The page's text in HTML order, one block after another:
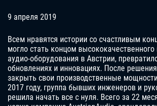
9 апреля 2019
Всем нравятся истории со счастливым
могло стать концом высококачественного
аудио-оборудования в Австрии,
обновлениях и инновациях. После
закрыть свои производственные
2017 году, группа бывших инженеров и
решила начать все с нуля. Всего за 22